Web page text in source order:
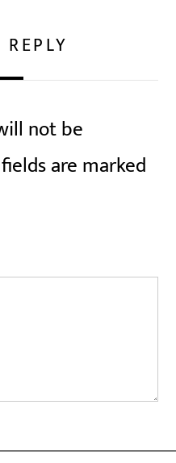
not be
are marked